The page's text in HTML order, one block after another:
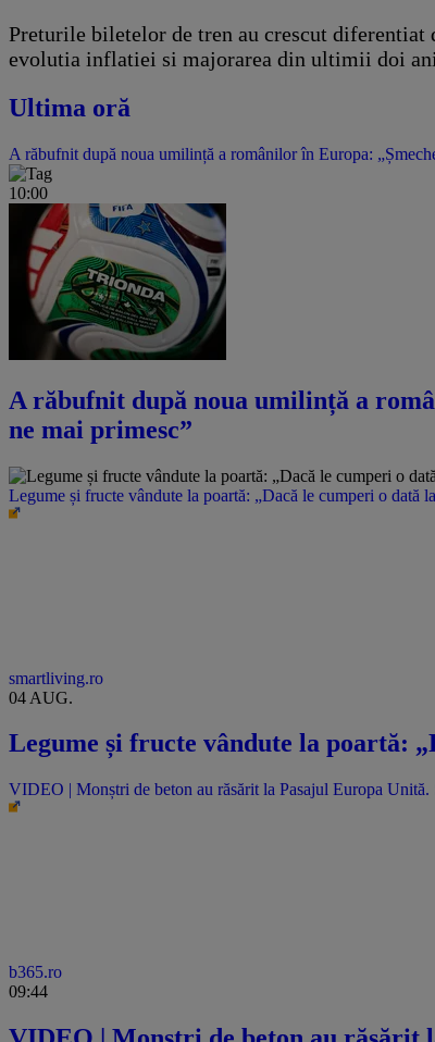
Preturile biletelor de tren au crescut
evolutia inflatiei si majorarea din ultimii doi
Ultima oră
A răbufnit după noua umilință a românilor în Europa:
10:00
A răbufnit după noua umilință a
ne mai primesc”
Legume și fructe vândute la poartă: „Dacă le cumperi o dată
smartliving.ro
04 AUG.
Legume și fructe vândute la poartă:
VIDEO | Monștri de beton au răsărit la Pasajul Europa
b365.ro
09:44